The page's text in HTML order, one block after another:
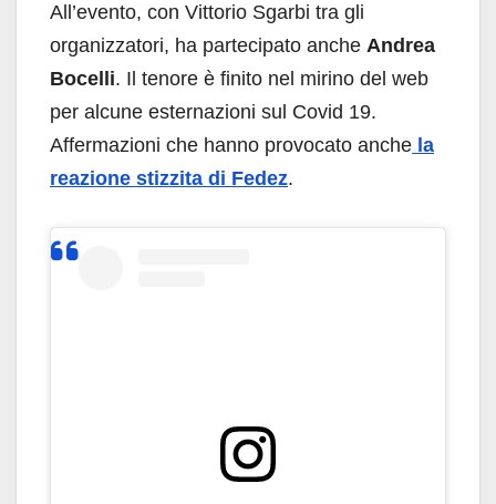
All’evento, con Vittorio Sgarbi tra gli
organizzatori, ha partecipato anche Andrea
Bocelli. Il tenore è finito nel mirino del web
per alcune esternazioni sul Covid 19.
Affermazioni che hanno provocato anche la
reazione stizzita di Fedez.